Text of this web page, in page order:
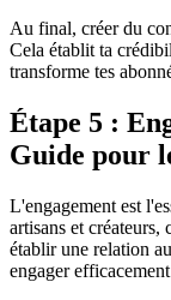
Au final, créer du
Cela établit ta
transforme tes
Étape 5 :
Guide pour
L'engagement est
artisans et
établir une relation
engager